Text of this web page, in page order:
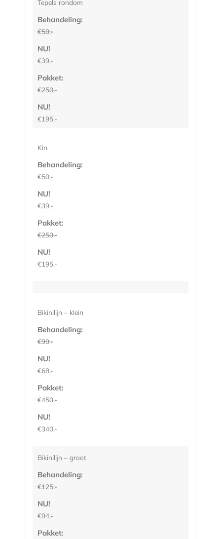
Tepels rondom
Behandeling:
€50,-
NU!
€39,-
Pakket:
€250,-
NU!
€195,-
Kin
Behandeling:
€50,-
NU!
€39,-
Pakket:
€250,-
NU!
€195,-
Bikinilijn – klein
Behandeling:
€90,-
NU!
€68,-
Pakket:
€450,-
NU!
€340,-
Bikinilijn – groot
Behandeling:
€125,-
NU!
€94,-
Pakket: